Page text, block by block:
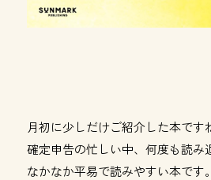
月初に少しだけご紹介した本です
確定申告の忙しい中、何度も読み
なかなか平易で読みやすい本です。